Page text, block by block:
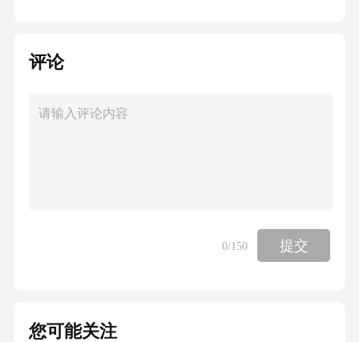
培养儿童对自然美的感知。01功能操作的美学
实际需求，功能明确且易于操作，使儿童在操
美的感受。教具应鼓励儿童自由发挥想象力和
创造力，通过不同的操作方式创造出多种玩法
样性教具设计中应融入不同文化元素，让儿童
评论
0/150 提交
您可能关注